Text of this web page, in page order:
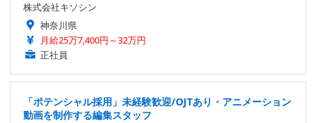
株式会社キソシン
神奈川県
月給25万7,400円～32万円
正社員
「ポテンシャル採用」未経験歓迎/OJTあり・アニメーション
動画を制作する編集スタッフ